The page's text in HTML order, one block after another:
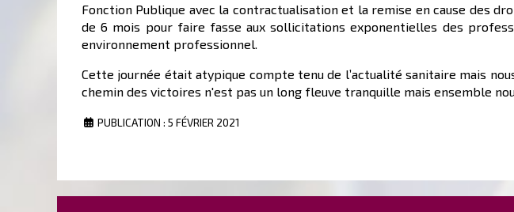
Fonction Publique avec la contractualisation et la remise en cause des
de 6 mois pour faire fasse aux sollicitations exponentielles des
environnement professionnel.
Cette journée était atypique compte tenu de l’actualité sanitaire mais
chemin des victoires n'est pas un long fleuve tranquille mais ensemble
PUBLICATION : 5 FÉVRIER 2021